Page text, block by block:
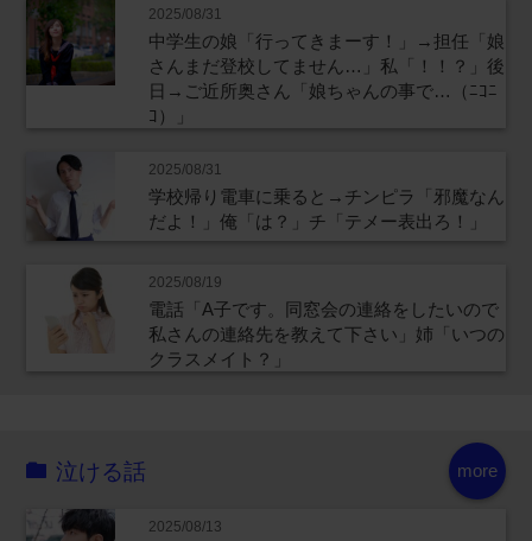
2025/08/31
中学生の娘「行ってきまーす！」→担任「娘
さんまだ登校してません…」私「！！？」後
日→ご近所奥さん「娘ちゃんの事で…（ﾆｺﾆ
ｺ）」
2025/08/31
学校帰り電車に乗ると→チンピラ「邪魔なん
だよ！」俺「は？」チ「テメー表出ろ！」
2025/08/19
電話「A子です。同窓会の連絡をしたいので
私さんの連絡先を教えて下さい」姉「いつの
クラスメイト？」
more
泣ける話
2025/08/13